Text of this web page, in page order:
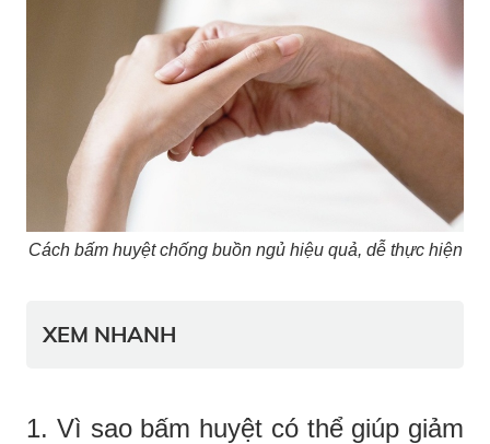
Cách bấm huyệt chống buồn ngủ hiệu quả, dễ thực hiện
XEM NHANH
1. Vì sao bấm huyệt có thể giúp giảm